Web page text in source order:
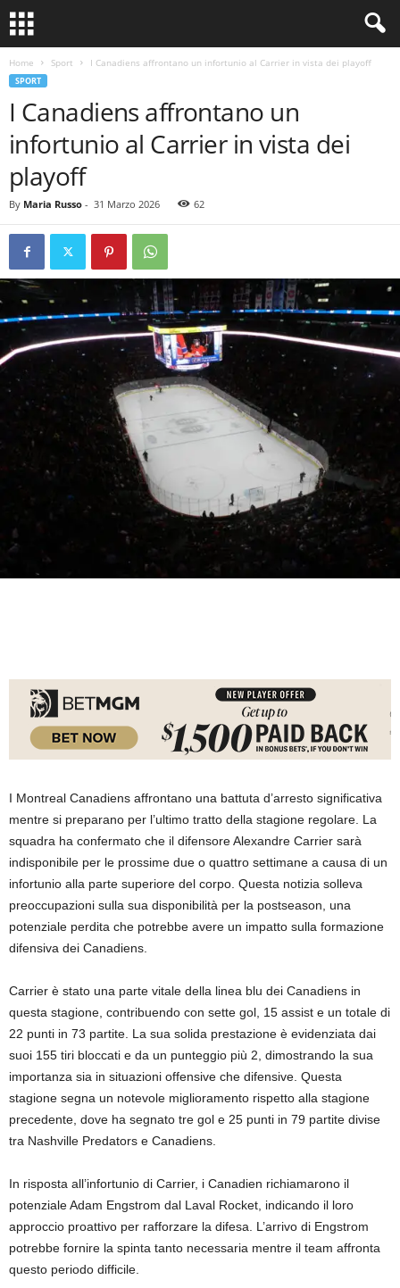
Home Sport I Canadiens affrontano un infortunio al Carrier in vista dei playoff
SPORT
I Canadiens affrontano un
infortunio al Carrier in vista dei
playoff
By Maria Russo - 31 Marzo 2026 62
I Montreal Canadiens affrontano una battuta d’arresto significativa
mentre si preparano per l’ultimo tratto della stagione regolare. La
squadra ha confermato che il difensore Alexandre Carrier sarà
indisponibile per le prossime due o quattro settimane a causa di un
infortunio alla parte superiore del corpo. Questa notizia solleva
preoccupazioni sulla sua disponibilità per la postseason, una
potenziale perdita che potrebbe avere un impatto sulla formazione
difensiva dei Canadiens.
Carrier è stato una parte vitale della linea blu dei Canadiens in
questa stagione, contribuendo con sette gol, 15 assist e un totale di
22 punti in 73 partite. La sua solida prestazione è evidenziata dai
suoi 155 tiri bloccati e da un punteggio più 2, dimostrando la sua
importanza sia in situazioni offensive che difensive. Questa
stagione segna un notevole miglioramento rispetto alla stagione
precedente, dove ha segnato tre gol e 25 punti in 79 partite divise
tra Nashville Predators e Canadiens.
In risposta all’infortunio di Carrier, i Canadien richiamarono il
potenziale Adam Engstrom dal Laval Rocket, indicando il loro
approccio proattivo per rafforzare la difesa. L’arrivo di Engstrom
potrebbe fornire la spinta tanto necessaria mentre il team affronta
questo periodo difficile.